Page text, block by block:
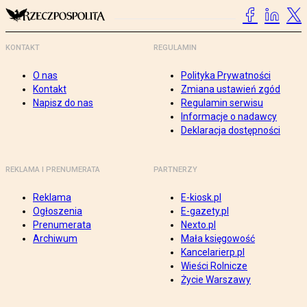
KONTAKT
O nas
Kontakt
Napisz do nas
REGULAMIN
Polityka Prywatności
Zmiana ustawień zgód
Regulamin serwisu
Informacje o nadawcy
Deklaracja dostępności
REKLAMA I PRENUMERATA
Reklama
Ogłoszenia
Prenumerata
Archiwum
PARTNERZY
E-kiosk.pl
E-gazety.pl
Nexto.pl
Mała księgowość
Kancelarierp.pl
Wieści Rolnicze
Życie Warszawy